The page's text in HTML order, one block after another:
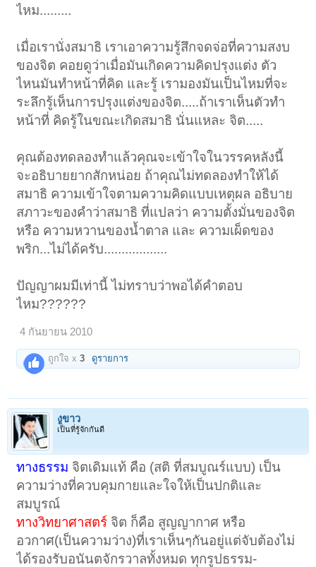
ไหม.........
เมื่อเรานั่งสมาธิ เราเอาความรู้สึกจดจ่อที่ความสงบ
ของจิต คอยดูว่าเมื่อมันเกิดความคิดปรุงแต่ง ตัว
ไหนมันทำหน้าที่คิด และรู้ เรามองมันเป็นไหมที่จะ
ระลึกรู้เห็นการปรุงแต่งของจิต.....ถ้าเราเห็นตัวทำ
หน้าที่ คิดรู้ในขณะเกิดสมาธิ นั่นแหละ จิต.....
คุณต้องทดลองทำแล้วคุณจะเข้าใจในวรรคหลังนี้
จะอธิบายยากสักหน่อย ถ้าคุณไม่ทดลองทำให้ได้
สมาธิ ความเข้าใจตามความคิดแบบเหตุผล อธิบาย
สภาวะของคำว่าสมาธิ ที่แปลว่า ความตั้งมั่นของจิต
หรือ ความหวานของน้ำตาล และ ความเผ็ดของ
พริก...ไม่ได้ครับ..................
ปัญญาผมมีเท่านี้ ไม่ทราบว่าพอได้คำตอบ
ไหม??????
4 กันยายน 2010
ถูกใจ x3 ดูรายการ
งูขาว
เป็นที่รู้จักกันดี
ทางธรรม จิตเดิมแท้ คือ (สติ ที่สมบูณร์แบบ) เป็น
ความว่างที่ควบคุมกายและใจให้เป็นปกติและ
สมบูรณ์
ทางวิทยาศาสตร์ จิต ก็คือ สูญญากาศ หรือ
อวกาศ(เป็นความว่าง)ที่เราเห็นๆกันอยู่แต่จับต้องไม่
ได้รองรับอนันตจักรวาลทั้งหมด ทุกรูปธรรม-